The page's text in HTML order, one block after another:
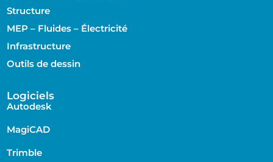
Structure
MEP – Fluides – Électricité
Infrastructure
Outils de dessin
Logiciels
Autodesk
MagiCAD
Trimble